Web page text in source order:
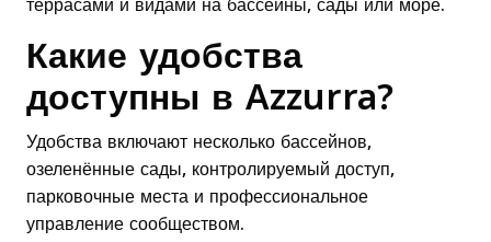
Какие удобства
доступны в Azzurra?
Удобства включают несколько бассейнов,
озеленённые сады, контролируемый доступ,
парковочные места и профессиональное
управление сообществом.